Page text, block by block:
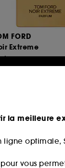
FORD
Extreme
la meilleure
optimale,
pour vous